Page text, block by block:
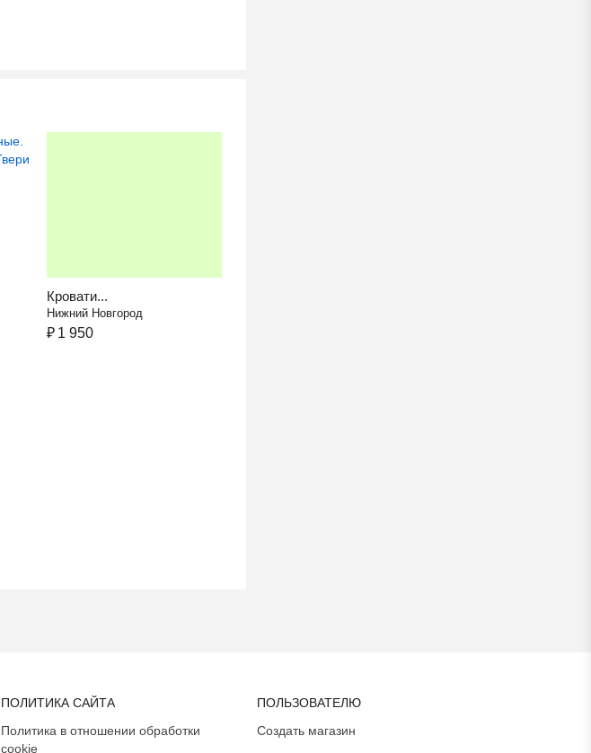
Кровати...
Нижний Новгород
₽ 1 950
ПОЛИТИКА САЙТА
Политика в отношении обработки
cookie
ПОЛЬЗОВАТЕЛЮ
Создать магазин